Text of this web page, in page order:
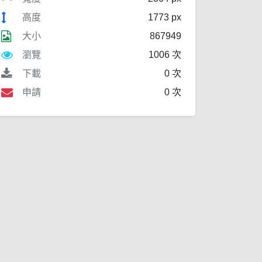
高度
1773 px
大小
867949
瀏覽
1006 次
下載
0 次
申請
0 次